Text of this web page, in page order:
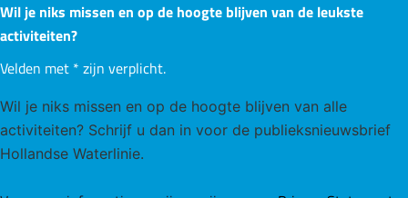
e
r
b
j
F
o
Wil je niks missen en op de hoogte blijven van de leukste
activiteiten?
Velden met * zijn verplicht.
Wil je niks missen en op de hoogte blijven van alle
activiteiten? Schrijf u dan in voor de publieksnieuwsbrief
Hollandse Waterlinie.